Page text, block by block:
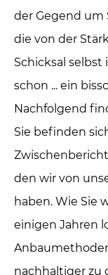
der Gegend um
die von der
Schicksal
schon ... ein
Nachfolgend
Sie befinden
den wir von
haben. Wie Sie
einigen Jahren
nachhaltiger zu